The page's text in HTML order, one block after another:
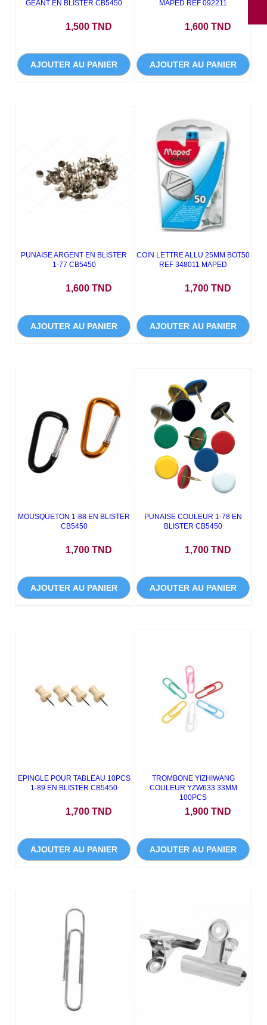
GEANT EN BLISTER CB5450
1,500 TND
AJOUTER AU PANIER
MAPED REF 092211
1,600 TND
AJOUTER AU PANIER
PUNAISE ARGENT EN BLISTER
1-77 CB5450
1,600 TND
AJOUTER AU PANIER
COIN LETTRE ALLU 25MM BOT50
REF 348011 MAPED
1,700 TND
AJOUTER AU PANIER
MOUSQUETON 1-88 EN BLISTER
CB5450
1,700 TND
AJOUTER AU PANIER
PUNAISE COULEUR 1-78 EN
BLISTER CB5450
1,700 TND
AJOUTER AU PANIER
EPINGLE POUR TABLEAU 10PCS
1-89 EN BLISTER CB5450
1,700 TND
AJOUTER AU PANIER
TROMBONE YIZHIWANG
COULEUR YZW633 33MM
100PCS
1,900 TND
AJOUTER AU PANIER